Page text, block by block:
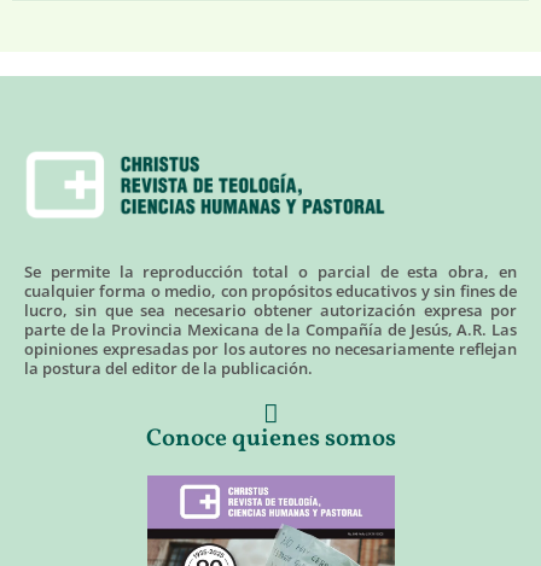
Se permite la reproducción total o parcial de esta obra, en
cualquier forma o medio, con propósitos educativos y sin fines de
lucro, sin que sea necesario obtener autorización expresa por
parte de la Provincia Mexicana de la Compañía de Jesús, A.R. Las
opiniones expresadas por los autores no necesariamente reflejan
la postura del editor de la publicación.
Conoce quienes somos